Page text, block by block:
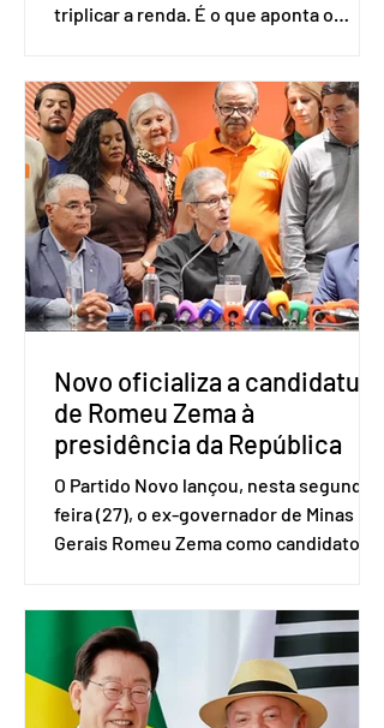
triplicar a renda. É o que aponta o
Amostra de Domicílio (PNAD Contínua),
do Serviço Brasileiro de Apoio às Micro
e Pequenas Empresas (Sebrae),
realizado a partir de dados do Instituto
Brasileiro de Geografia e Estatística
(IBGE). O estudo do Sebrae mostra que,
no quarto trimestre de 2025, os
empreendedores 60+ formalizados
atingiram o maior rendime
Novo oficializa a candidatura
de Romeu Zema à
presidência da República
O Partido Novo lançou, nesta segunda-
feira (27), o ex-governador de Minas
Gerais Romeu Zema como candidato à
Brasília. O Novo ainda não definiu quem
vai compor a chapa como candidato a
vice-presidente. A convenção contou
com a presença do presidente nacional